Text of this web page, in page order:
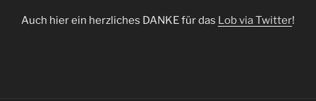
Auch hier ein herzliches DANKE für das Lob via Twitter!